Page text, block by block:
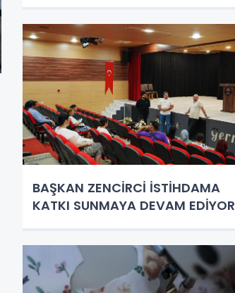
BAŞKAN ZENCİRCİ İSTİHDAMA
KATKI SUNMAYA DEVAM EDİYOR